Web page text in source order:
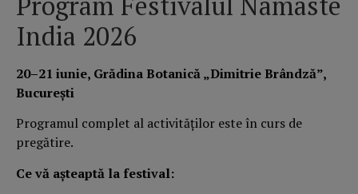
India 2026
20–21 iunie, Grădina Botanică „Dimitrie Brândză”,
București
Programul complet al activităților este în curs de
pregătire.
Ce vă așteaptă la festival: